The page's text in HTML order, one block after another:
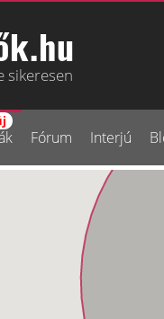
sikeresen
Fórum Interjú